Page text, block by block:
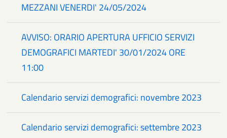
MEZZANI VENERDI' 24/05/2024
AVVISO: ORARIO APERTURA UFFICIO SERVIZI
DEMOGRAFICI MARTEDI' 30/01/2024 ORE
11:00
Calendario servizi demografici: novembre 2023
Calendario servizi demografici: settembre 2023